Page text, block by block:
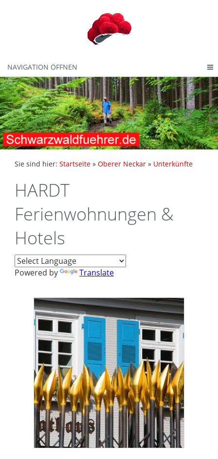
NAVIGATION ÖFFNEN
Sie sind hier: Startseite » Oberer Neckar » Unterkünfte
HARDT
Ferienwohnungen &
Hotels
Powered by Translate